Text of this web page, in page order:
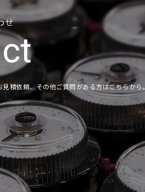
せ
積依頼、その他ご質問がある方はこちらから。